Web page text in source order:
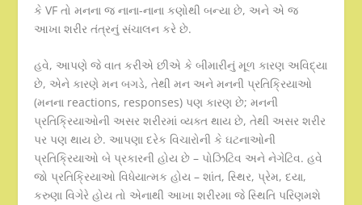
કે VF તો મનના જ નાના-નાના કણોથી બન્યા છે, અને એ જ
આખા શરીર તંત્રનું સંચાલન કરે છે.
હવે, આપણે જે વાત કરીએ છીએ કે બીમારીનું મૂળ કારણ અવિદ્યા
છે, એને કારણે મન બગડે, તેથી મન અને મનની પ્રતિક્રિયાઓ
(મનના reactions, responses) પણ કારણ છે; મનની
પ્રતિક્રિયાઓની અસર શરીરમાં વ્યક્ત થાય છે, તેથી અસર શરીર
પર પણ થાય છે. આપણા દરેક વિચારોની કે ઘટનાઓની
પ્રતિક્રિયાઓ બે પ્રકારની હોય છે – પોઝિટિવ અને નેગેટિવ. હવે
જો પ્રતિક્રિયાઓ વિધેયાત્મક હોય – શાંત, સ્થિર, પ્રેમ, દયા,
કરુણા વિગેરે હોય તો એનાથી આખા શરીરમા જે સ્થિતિ પરિણમશે